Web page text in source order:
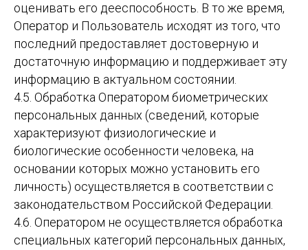
оценивать его дееспособность. В то же время,
Оператор и Пользователь исходят из того, что
последний предоставляет достоверную и
достаточную информацию и поддерживает эту
информацию в актуальном состоянии.
4.5. Обработка Оператором биометрических
персональных данных (сведений, которые
характеризуют физиологические и
биологические особенности человека, на
основании которых можно установить его
личность) осуществляется в соответствии с
законодательством Российской Федерации.
4.6. Оператором не осуществляется обработка
специальных категорий персональных данных,